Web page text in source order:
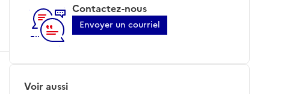
Contactez-nous
Envoyer un courriel
Voir aussi